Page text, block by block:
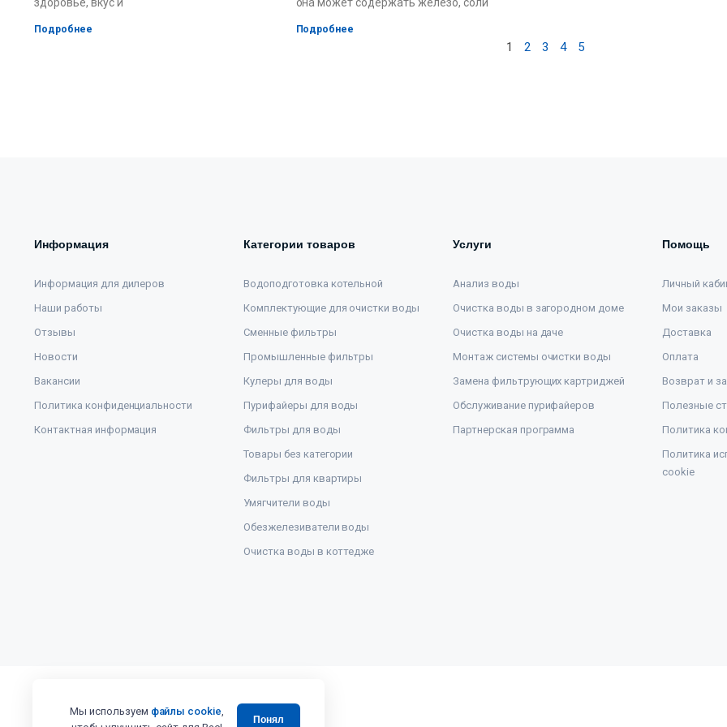
Подробнее Подробнее
1 2 3 4 5
Информация
Информация для дилеров
Наши работы
Отзывы
Новости
Вакансии
Политика конфиденциальности
Контактная информация
Категории товаров
Водоподготовка котельной
Комплектующие для очистки воды
Сменные фильтры
Промышленные фильтры
Кулеры для воды
Пурифайеры для воды
Фильтры для воды
Товары без категории
Фильтры для квартиры
Умягчители воды
Обезжелезиватели воды
Очистка воды в коттедже
Услуги
Анализ воды
Очистка воды в загородном доме
Очистка воды на даче
Монтаж системы очистки воды
Замена фильтрующих картриджей
Обслуживание пурифайеров
Партнерская программа
Помощь
Личный
Мои заказы
Доставка
Оплата
Возврат и
Полезные
Политика
Политика
cookie
Мы используем файлы cookie,
Понял